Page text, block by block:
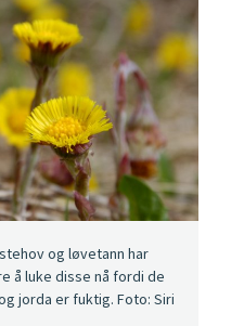
og løvetann har
å luke disse nå fordi de
jorda er fuktig. Foto: Siri